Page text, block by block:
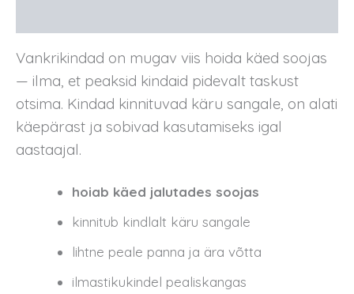
Vankrikindad on mugav viis hoida käed soojas
— ilma, et peaksid kindaid pidevalt taskust
otsima. Kindad kinnituvad käru sangale, on alati
käepärast ja sobivad kasutamiseks igal
aastaajal.
hoiab käed jalutades soojas
kinnitub kindlalt käru sangale
lihtne peale panna ja ära võtta
ilmastikukindel pealiskangas